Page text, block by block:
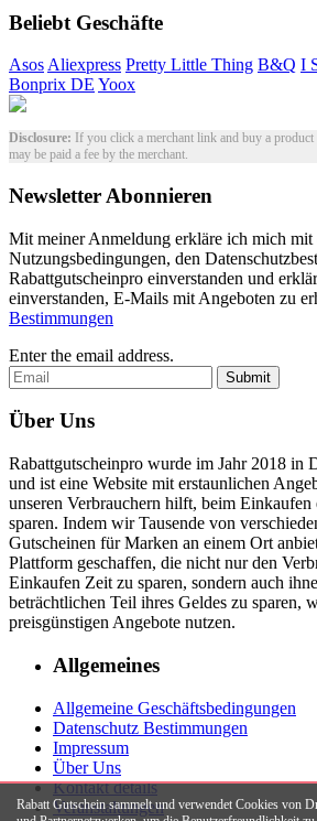
Beliebt Geschäfte
Asos Aliexpress Pretty Little Thing B&Q I
Bonprix DE Yoox
Disclosure: If you click a merchant link and buy a
may be paid a fee by the merchant.
Newsletter Abonnieren
Mit meiner Anmeldung erkläre ich mich mit
Nutzungsbedingungen, den
Rabattgutscheinpro einverstanden und
einverstanden, E-Mails mit Angeboten zu
Bestimmungen
Enter the email address.
Submit
Über Uns
Rabattgutscheinpro wurde im Jahr 2018 in
und ist eine Website mit erstaunlichen
unseren Verbrauchern hilft, beim
sparen. Indem wir Tausende von
Gutscheinen für Marken an einem Ort
Plattform geschaffen, die nicht nur den
Einkaufen Zeit zu sparen, sondern auch
beträchtlichen Teil ihres Geldes zu sparen,
preisgünstigen Angebote nutzen.
Allgemeines
Allgemeine Geschäftsbedingungen
Datenschutz Bestimmungen
Impressum
Über Uns
Kontakt details
Veranstaltungen
Rabatt Gutschein sammelt und verwendet Cookies von